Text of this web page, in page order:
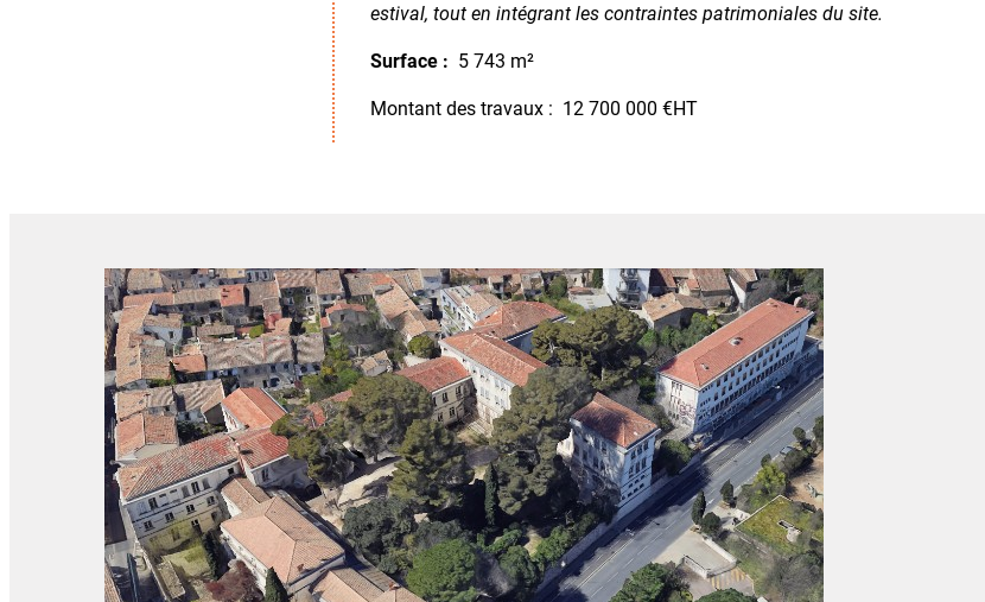
estival, tout en intégrant les contraintes patrimoniales du site.
Surface : 5 743 m²
Montant des travaux : 12 700 000 €HT